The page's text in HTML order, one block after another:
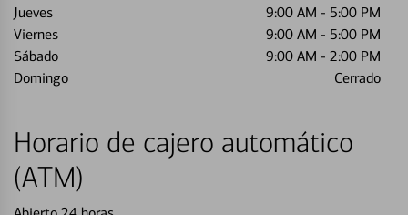
Jueves
9:00 AM - 5:00 PM
Viernes
9:00 AM - 5:00 PM
Sábado
9:00 AM - 2:00 PM
Domingo
Cerrado
Horario de cajero automático
(ATM)